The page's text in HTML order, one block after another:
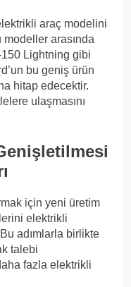
araç modelini
arasında
Lightning gibi
bu geniş ürün
hitap edecektir.
ulaşmasını
için yeni üretim
elektrikli
adımlarla birlikte
talebi
fazla elektrikli